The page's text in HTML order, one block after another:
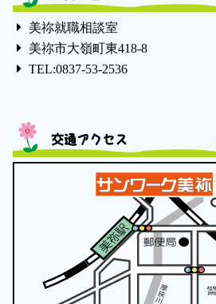
美祢就職相談室
美祢市大嶺町東418-8
TEL:0837-53-2536
交通アクセス